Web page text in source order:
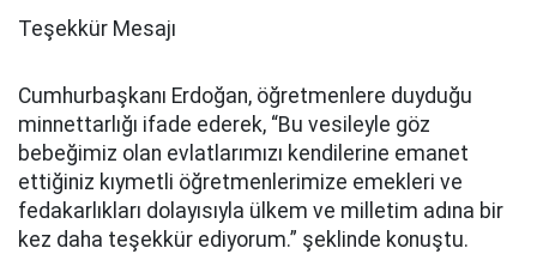
Teşekkür Mesajı
Cumhurbaşkanı Erdoğan, öğretmenlere duyduğu
minnettarlığı ifade ederek, “Bu vesileyle göz
bebeğimiz olan evlatlarımızı kendilerine emanet
ettiğiniz kıymetli öğretmenlerimize emekleri ve
fedakarlıkları dolayısıyla ülkem ve milletim adına bir
kez daha teşekkür ediyorum.” şeklinde konuştu.